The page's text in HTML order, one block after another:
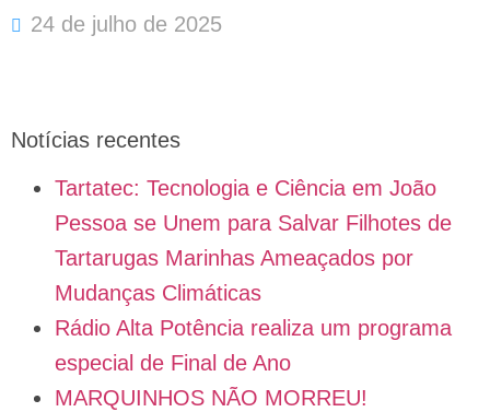
24 de julho de 2025
Notícias recentes
Tartatec: Tecnologia e Ciência em João
Pessoa se Unem para Salvar Filhotes de
Tartarugas Marinhas Ameaçados por
Mudanças Climáticas
Rádio Alta Potência realiza um programa
especial de Final de Ano
MARQUINHOS NÃO MORREU!